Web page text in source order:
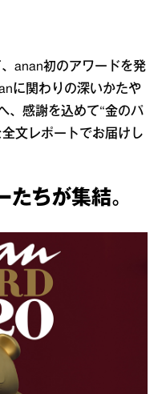
anan初のアワードを発
に関わりの深いかたや
、感謝を込めて“金のパ
文レポートでお届けし
たちが集結。